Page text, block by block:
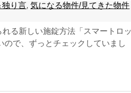
独り言,気になる物件/見てきた物件
る新しい施錠方法「スマートロッ
ので、ずっとチェックしていまし